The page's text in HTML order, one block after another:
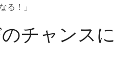
る！」
チャンスに